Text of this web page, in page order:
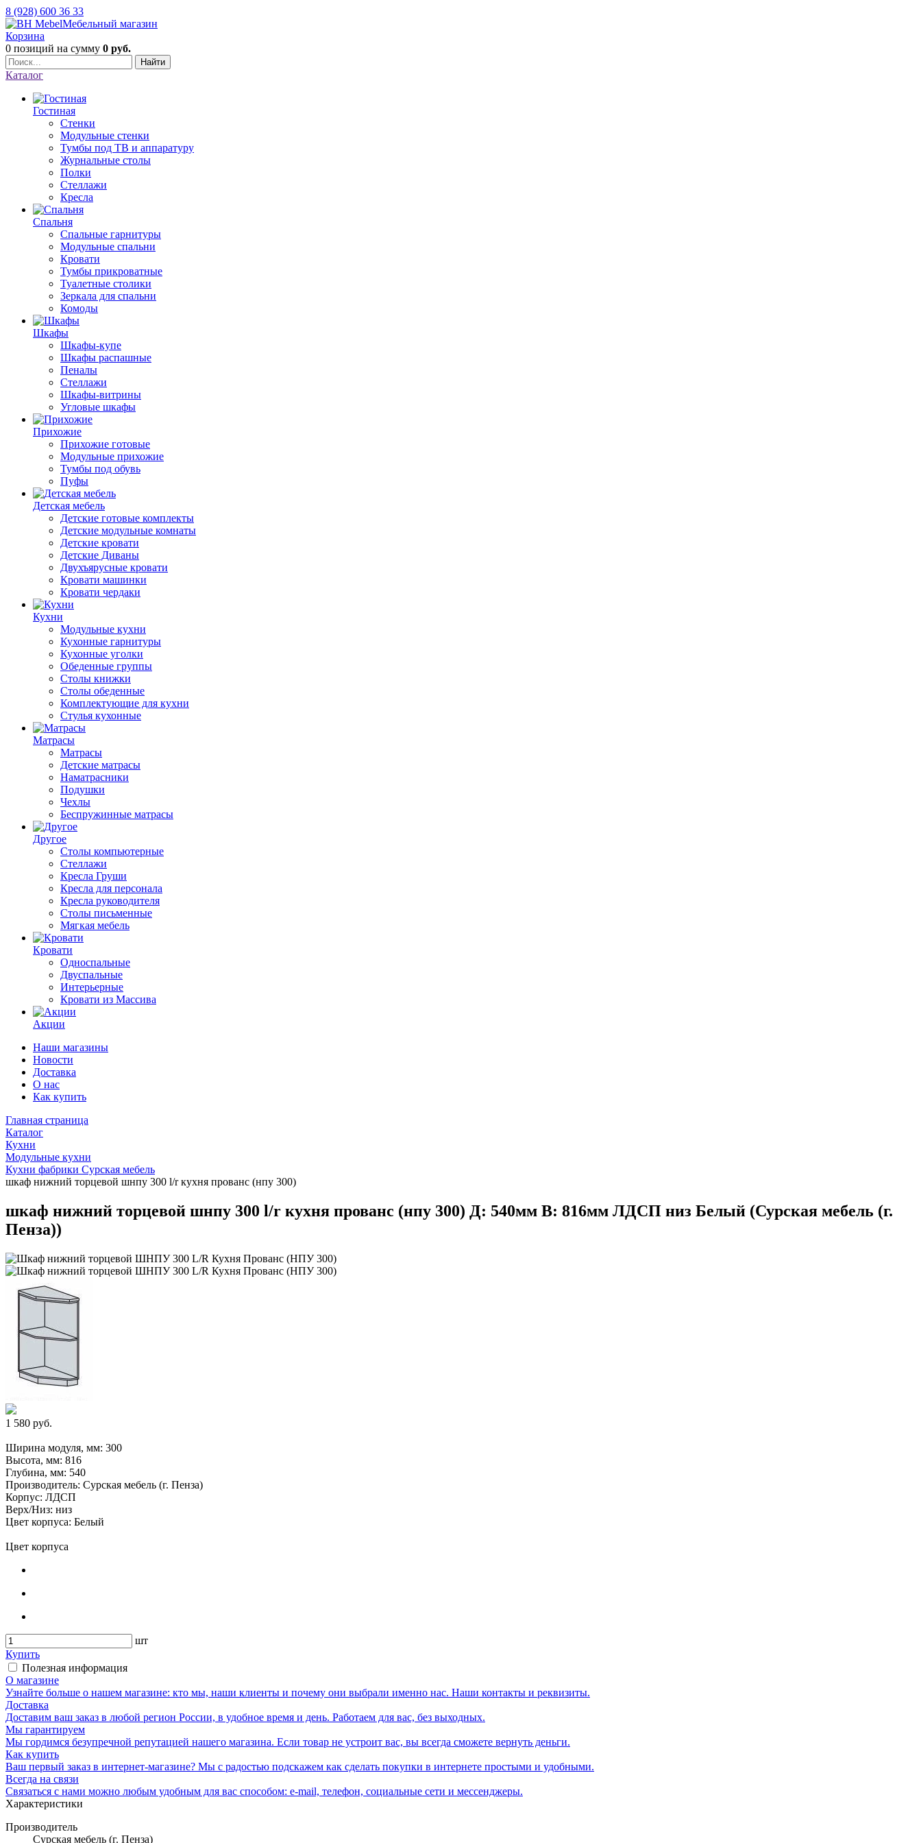
8 (928) 600 36 33
Мебельный магазин
Корзина
0 позиций на сумму 0 руб.
Найти
Каталог
Гостиная
Стенки
Модульные стенки
Тумбы под ТВ и аппаратуру
Журнальные столы
Полки
Стеллажи
Кресла
Спальня
Спальные гарнитуры
Модульные спальни
Кровати
Тумбы прикроватные
Туалетные столики
Зеркала для спальни
Комоды
Шкафы
Шкафы-купе
Шкафы распашные
Пеналы
Стеллажи
Шкафы-витрины
Угловые шкафы
Прихожие
Прихожие готовые
Модульные прихожие
Тумбы под обувь
Пуфы
Детская мебель
Детские готовые комплекты
Детские модульные комнаты
Детские кровати
Детские Диваны
Двухъярусные кровати
Кровати машинки
Кровати чердаки
Кухни
Модульные кухни
Кухонные гарнитуры
Кухонные уголки
Обеденные группы
Столы книжки
Столы обеденные
Комплектующие для кухни
Стулья кухонные
Матрасы
Матрасы
Детские матрасы
Наматрасники
Подушки
Чехлы
Беспружинные матрасы
Другое
Столы компьютерные
Стеллажи
Кресла Груши
Кресла для персонала
Кресла руководителя
Столы письменные
Мягкая мебель
Кровати
Односпальные
Двуспальные
Интерьерные
Кровати из Массива
Акции
Наши магазины
Новости
Доставка
О нас
Как купить
Главная страница
Каталог
Кухни
Модульные кухни
Кухни фабрики Сурская мебель
шкаф нижний торцевой шнпу 300 l/r кухня прованс (нпу 300)
шкаф нижний торцевой шнпу 300 l/r кухня прованс (нпу 300) Д: 540мм В: 816мм ЛДСП низ Белый (Сурская мебель (г.
Пенза))
1 580 руб.
Ширина модуля, мм: 300
Высота, мм: 816
Глубина, мм: 540
Производитель: Сурская мебель (г. Пенза)
Корпус: ЛДСП
Верх/Низ: низ
Цвет корпуса: Белый
Цвет корпуса
шт
Купить
Полезная информация
О магазине
Узнайте больше о нашем магазине: кто мы, наши клиенты и почему они выбрали именно нас. Наши контакты и реквизиты.
Доставка
Доставим ваш заказ в любой регион России, в удобное время и день. Работаем для вас, без выходных.
Мы гарантируем
Мы гордимся безупречной репутацией нашего магазина. Если товар не устроит вас, вы всегда сможете вернуть деньги.
Как купить
Ваш первый заказ в интернет-магазине? Мы с радостью подскажем как сделать покупки в интернете простыми и удобными.
Всегда на связи
Связаться с нами можно любым удобным для вас способом: e-mail, телефон, социальные сети и мессенджеры.
Характеристики
Производитель
Сурская мебель (г. Пенза)